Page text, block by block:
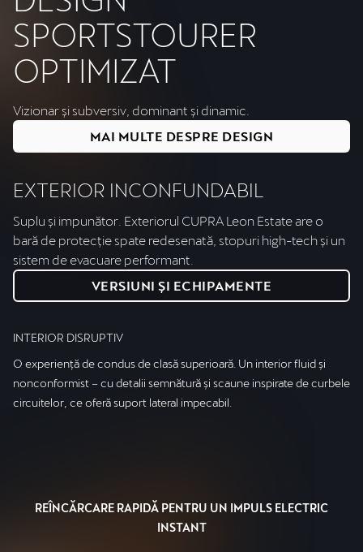
SPORTSTOURER
OPTIMIZAT
Vizionar și subversiv, dominant și dinamic.
MAI MULTE DESPRE DESIGN
EXTERIOR INCONFUNDABIL
Suplu și impunător. Exteriorul CUPRA Leon Estate are o
bară de protecție spate redesenată, stopuri high-tech și un
sistem de evacuare performant.
VERSIUNI ȘI ECHIPAMENTE
INTERIOR DISRUPTIV
O experiență de condus de clasă superioară. Un interior fluid și
nonconformist – cu detalii semnătură și scaune inspirate de curbele
circuitelor, ce oferă suport lateral impecabil.
REÎNCĂRCARE RAPIDĂ PENTRU UN IMPULS ELECTRIC
INSTANT